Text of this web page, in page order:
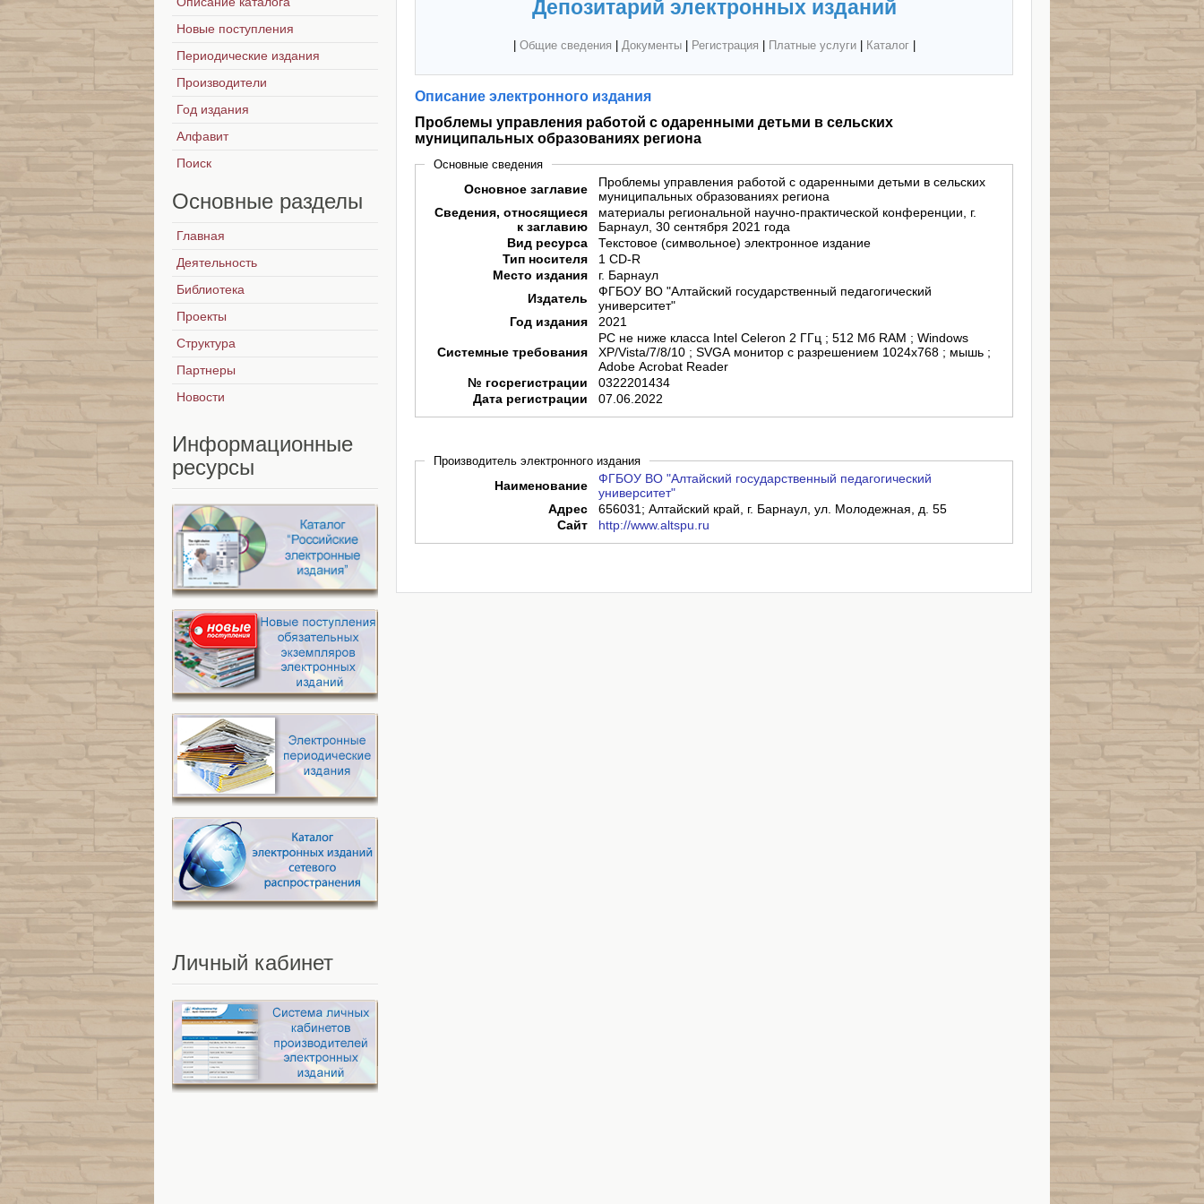
Депозитарий электронных изданий
Общие сведения Документы| Регистрация Платные услуги| Каталог|
Описание электронного издания
Проблемы управления работой с одаренными детьми в сельских
муниципальных образованиях региона
Основные сведения
Основное заглавие
Проблемы управления работой с одаренными детьми в сельских
муниципальных образованиях региона
Сведения, относящиеся
к заглавию
материалы региональной научно-практической конференции, г.
Барнаул, 30 сентября 2021 года
Вид ресурса
Текстовое (символьное) электронное издание
Тип носителя
1 CD-R
Место издания
г. Барнаул
Издатель
ФГБОУ ВО "Алтайский государственный педагогический
университет"
Год издания
2021
Системные требования
PC не ниже класса Intel Celeron 2 ГГц ; 512 Мб RAM ; Windows
XP/Vista/7/8/10 ; SVGA монитор с разрешением 1024х768 ; мышь ;
Adobe Acrobat Reader
№ госрегистрации
0322201434
Дата регистрации
07.06.2022
Производитель электронного издания
Наименование
ФГБОУ ВО "Алтайский государственный педагогический
университет"
Адрес
656031; Алтайский край, г. Барнаул, ул. Молодежная, д. 55
Сайт
http://www.altspu.ru
Новые поступления
Периодические издания
Производители
Год издания
Алфавит
Поиск
Основные разделы
Главная
Деятельность
Библиотека
Проекты
Структура
Партнеры
Новости
Информационные
ресурсы
Личный кабинет